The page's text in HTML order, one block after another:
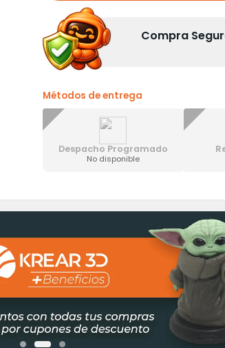
Compra
Métodos de entrega
Despacho Programado
No disponible